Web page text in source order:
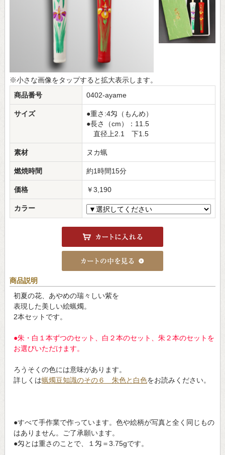
※小さな画像をタップすると拡大表示します。
商品番号
0402-ayame
サイズ
●重さ:4匁（もんめ）
●長さ（cm）：11.5
直径上2.1 下1.5
素材 ヌカ蝋
燃焼時間 約1時間15分
価格 ￥3,190
カラー
商品説明
初夏の花、あやめの瑞々しい紫を
表現した美しい絵蝋燭。
2本セットです。
●朱・白１本ずつのセット、白２本のセット、朱２本のセットを
お選びいただけます。
ろうそくの色には意味があります。
詳しくは蝋燭豆知識のその６ 朱色と白色をお読みください。
●すべて手作業で作っています。色や絵柄が写真と全く同じもの
はありません。ご了承願います。
●匁とは重さのことで、１匁＝3.75gです。